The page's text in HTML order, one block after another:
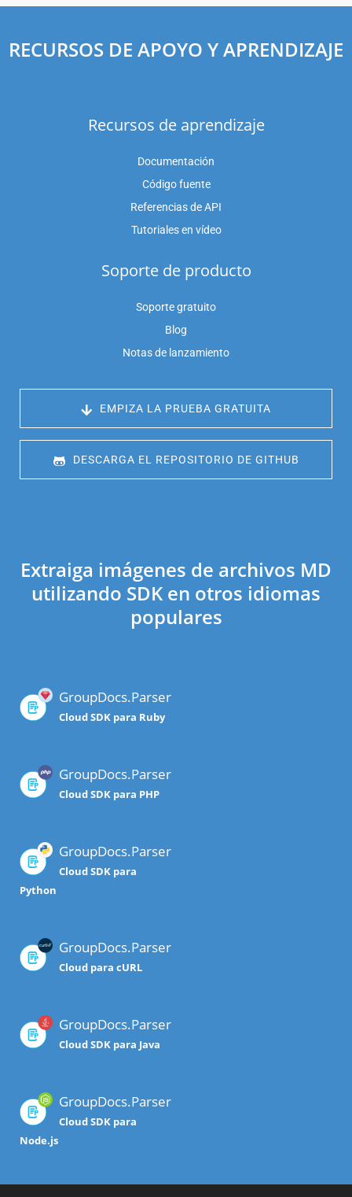
RECURSOS DE APOYO Y APRENDIZAJE
Recursos de aprendizaje
Documentación
Código fuente
Referencias de API
Tutoriales en vídeo
Soporte de producto
Soporte gratuito
Blog
Notas de lanzamiento
EMPIZA LA PRUEBA GRATUITA
DESCARGA EL REPOSITORIO DE GITHUB
Extraiga imágenes de archivos MD
utilizando SDK en otros idiomas
populares
GroupDocs.Parser
Cloud SDK para Ruby
GroupDocs.Parser
Cloud SDK para PHP
GroupDocs.Parser
Cloud SDK para
Python
GroupDocs.Parser
Cloud para cURL
GroupDocs.Parser
Cloud SDK para Java
GroupDocs.Parser
Cloud SDK para
Node.js